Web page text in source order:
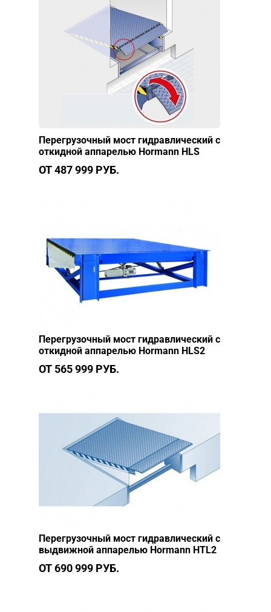
Перегрузочный мост гидравлический с
откидной аппарелью Hormann HLS
ОТ 487 999 РУБ.
Перегрузочный мост гидравлический с
откидной аппарелью Hormann HLS2
ОТ 565 999 РУБ.
Перегрузочный мост гидравлический с
выдвижной аппарелью Hormann HTL2
ОТ 690 999 РУБ.